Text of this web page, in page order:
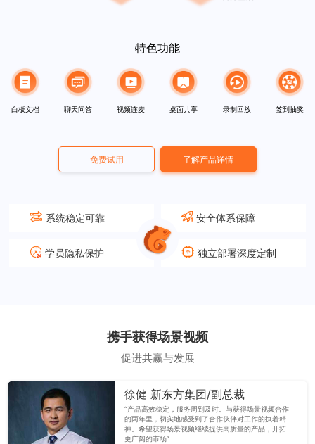
特色功能
白板文档 聊天问答 视频连麦 桌面共享 录制回放 签到抽奖
免费试用 了解产品详情
系统稳定可靠 安全体系保障
学员隐私保护 独立部署深度定制
携手获得场景视频
促进共赢与发展
徐健 新东方集团/副总裁
“产品高效稳定，服务周到及时。与获得场景视频合作
的两年里，切实地感受到了合作伙伴对工作的执着精
神。希望获得场景视频继续提供高质量的产品，开拓
更广阔的市场”